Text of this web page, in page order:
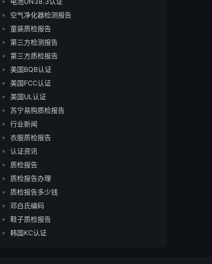
空气净化器检测报告
童装质检报告
第三方检测报告
第三方质检报告
美国BQB认证
美国FCC认证
美国UL认证
苏宁易购质检报告
行业新闻
衣服质检报告
认证资讯
质检报告
质检报告办理
质检报告多少钱
邓白氏编码
鞋子质检报告
韩国KC认证